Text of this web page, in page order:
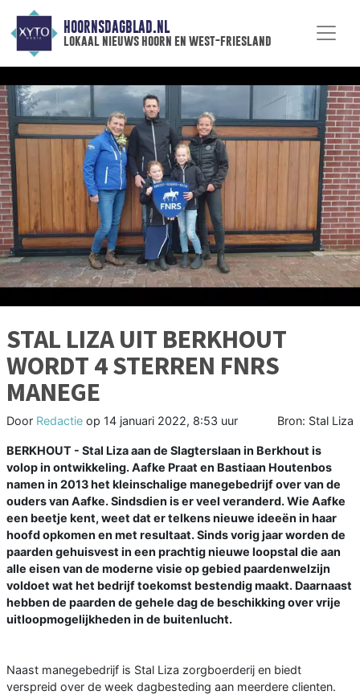
HOORNSDAGBLAD.NL
lokaal nieuws hoorn en west-friesland
STAL LIZA UIT BERKHOUT
WORDT 4 STERREN FNRS
MANEGE
Door Redactie op 14 januari 2022, 8:53 uur Bron: Stal Liza
BERKHOUT - Stal Liza aan de Slagterslaan in Berkhout is
volop in ontwikkeling. Aafke Praat en Bastiaan Houtenbos
namen in 2013 het kleinschalige manegebedrijf over van de
ouders van Aafke. Sindsdien is er veel veranderd. Wie Aafke
een beetje kent, weet dat er telkens nieuwe ideeën in haar
hoofd opkomen en met resultaat. Sinds vorig jaar worden de
paarden gehuisvest in een prachtig nieuwe loopstal die aan
alle eisen van de moderne visie op gebied paardenwelzijn
voldoet wat het bedrijf toekomst bestendig maakt. Daarnaast
hebben de paarden de gehele dag de beschikking over vrije
uitloopmogelijkheden in de buitenlucht.
Naast manegebedrijf is Stal Liza zorgboerderij en biedt
verspreid over de week dagbesteding aan meerdere clienten.